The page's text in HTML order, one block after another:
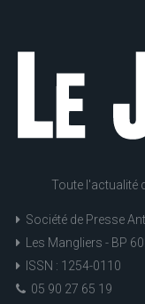
Toute l'actualité
Société de Presse
Les Mangliers - BP
ISSN : 1254-0110
05 90 27 65 19